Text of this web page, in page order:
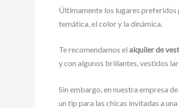
Últimamente los lugares preferidos
temática, el color y la dinámica.
Te recomendamos el alquiler de
y con algunos brillantes, vestidos
Sin embargo, en nuestra empresa de
un tip para las chicas invitadas a